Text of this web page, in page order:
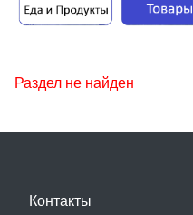
Раздел не найден
Контакты